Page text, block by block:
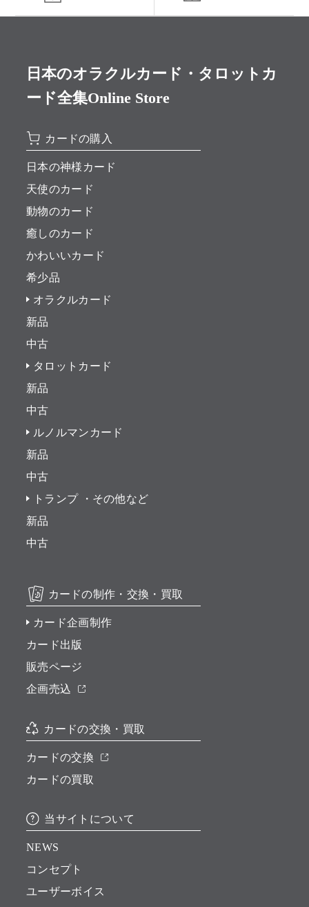
日本のオラクルカード・タロットカ
ード全集Online Store
カードの購入
日本の神様カード
天使のカード
動物のカード
癒しのカード
かわいいカード
希少品
オラクルカード
新品
中古
タロットカード
新品
中古
ルノルマンカード
新品
中古
トランプ ・その他など
新品
中古
カードの制作・交換・買取
カード企画制作
カード出版
販売ページ
企画売込
カードの交換・買取
カードの交換
カードの買取
当サイトについて
NEWS
コンセプト
ユーザーボイス